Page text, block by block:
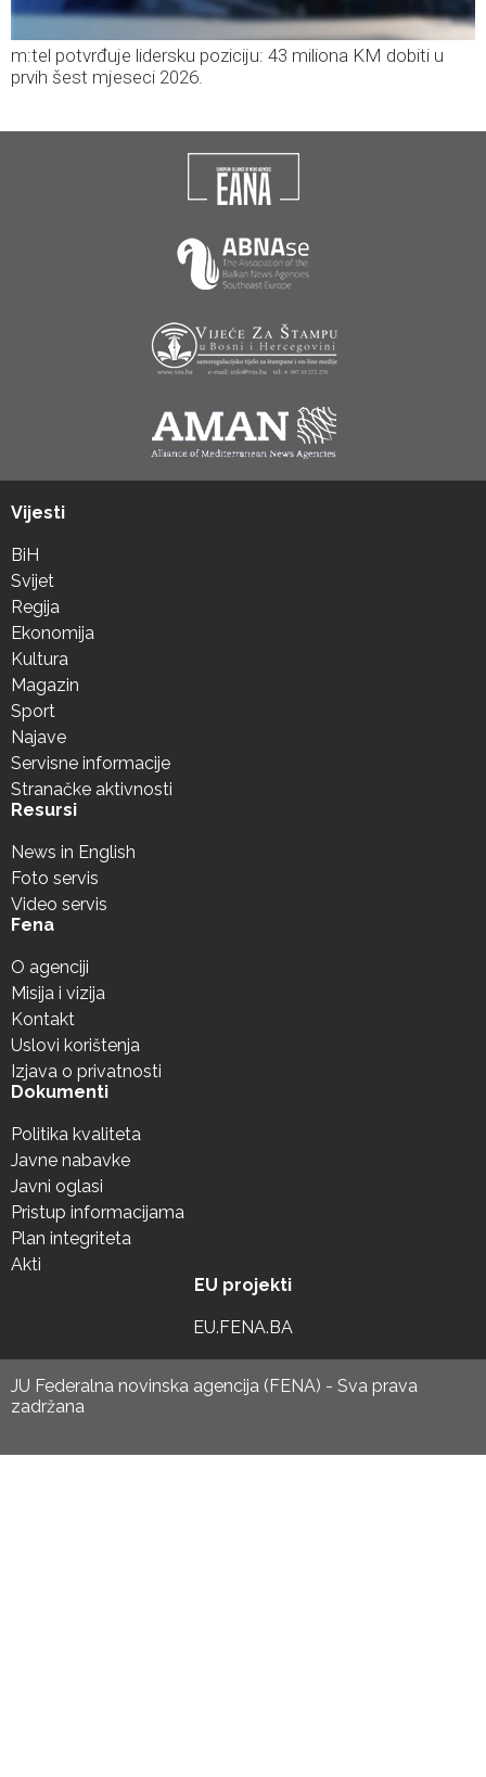
m:tel potvrđuje lidersku poziciju: 43 miliona KM dobiti u
prvih šest mjeseci 2026.
Vijesti
BiH
Svijet
Regija
Ekonomija
Kultura
Magazin
Sport
Najave
Servisne informacije
Stranačke aktivnosti
Resursi
News in English
Foto servis
Video servis
Fena
O agenciji
Misija i vizija
Kontakt
Uslovi korištenja
Izjava o privatnosti
Dokumenti
Politika kvaliteta
Javne nabavke
Javni oglasi
Pristup informacijama
Plan integriteta
Akti
EU projekti
EU.FENA.BA
JU Federalna novinska agencija (FENA) - Sva prava
zadržana